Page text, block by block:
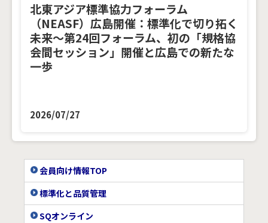
北東アジア標準協力フォーラム
（NEASF）広島開催：標準化で切り拓く
未来～第24回フォーラム、初の「規格協
会間セッション」開催と広島での新たな
一歩
2026/07/27
会員向け情報TOP
標準化と品質管理
SQオンライン